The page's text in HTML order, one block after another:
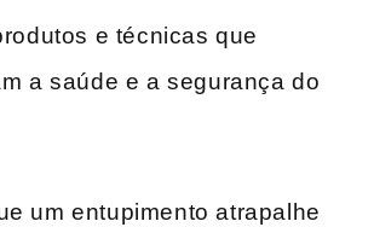
e técnicas que
a saúde e a segurança do
um entupimento atrapalhe